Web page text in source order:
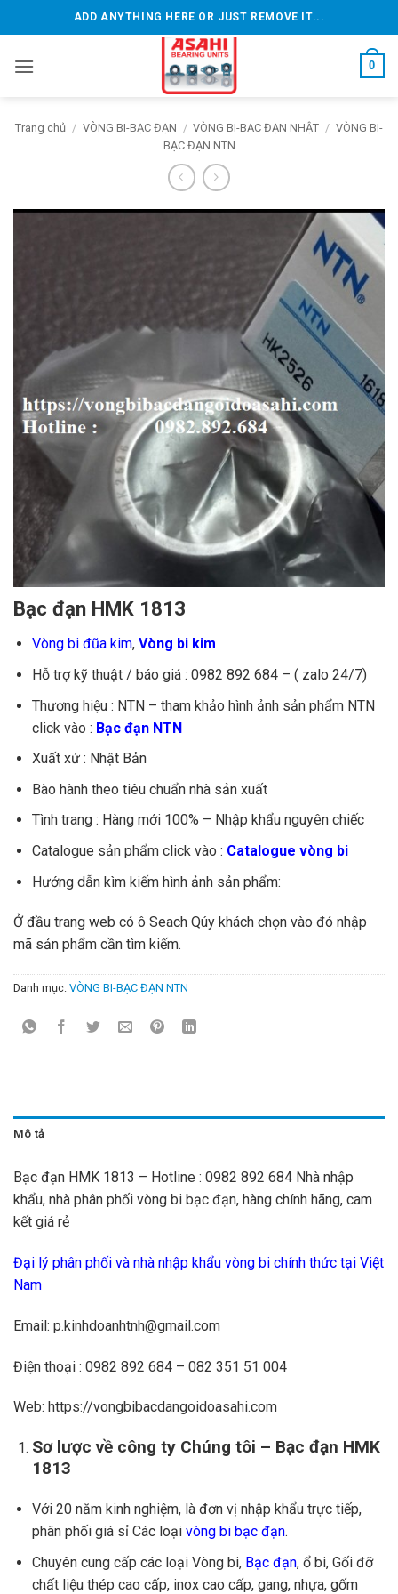
qua
dung
ADD ANYTHING HERE OR JUST REMOVE IT...
0
Trang chủ / VÒNG BI-BẠC ĐẠN / VÒNG BI-BẠC ĐẠN NHẬT / VÒNG BI-
BẠC ĐẠN NTN
Bạc đạn HMK 1813
Vòng bi đũa kim, Vòng bi kim
Hỗ trợ kỹ thuật / báo giá : 0982 892 684 – ( zalo 24/7)
Thương hiệu : NTN – tham khảo hình ảnh sản phẩm NTN
click vào : Bạc đạn NTN
Xuất xứ : Nhật Bản
Bào hành theo tiêu chuẩn nhà sản xuất
Tình trang : Hàng mới 100% – Nhập khẩu nguyên chiếc
Catalogue sản phẩm click vào : Catalogue vòng bi
Hướng dẫn kìm kiếm hình ảnh sản phẩm:
Ở đầu trang web có ô Seach Qúy khách chọn vào đó nhập
mã sản phẩm cần tìm kiếm.
Danh mục: VÒNG BI-BẠC ĐẠN NTN
Mô tả
Bạc đạn HMK 1813 – Hotline : 0982 892 684 Nhà nhập
khẩu, nhà phân phối vòng bi bạc đạn, hàng chính hãng, cam
kết giá rẻ
Đại lý phân phối và nhà nhập khẩu vòng bi chính thức tại Việt
Nam
Email: p.kinhdoanhtnh@gmail.com
Điện thoại : 0982 892 684 – 082 351 51 004
Web: https://vongbibacdangoidoasahi.com
Sơ lược về công ty Chúng tôi – Bạc đạn HMK
1813
Với 20 năm kinh nghiệm, là đơn vị nhập khẩu trực tiếp,
phân phối giá sỉ Các loại vòng bi bạc đạn.
Chuyên cung cấp các loại Vòng bi, Bạc đạn, ổ bi, Gối đỡ
chất liệu thép cao cấp, inox cao cấp, gang, nhựa, gốm